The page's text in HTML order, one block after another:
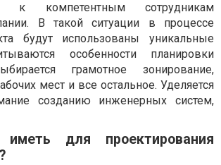
к компетентным сотрудникам
В такой ситуации в процессе
будут использованы уникальные
особенности планировки
грамотное зонирование,
мест и все остальное. Уделяется
созданию инженерных систем,
для проектирования